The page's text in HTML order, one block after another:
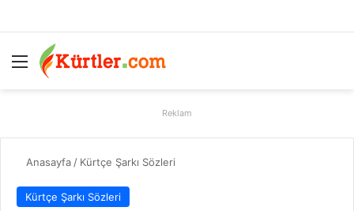
Menü
Reklam
Anasayfa / Kürtçe Şarkı Sözleri
Kürtçe Şarkı Sözleri